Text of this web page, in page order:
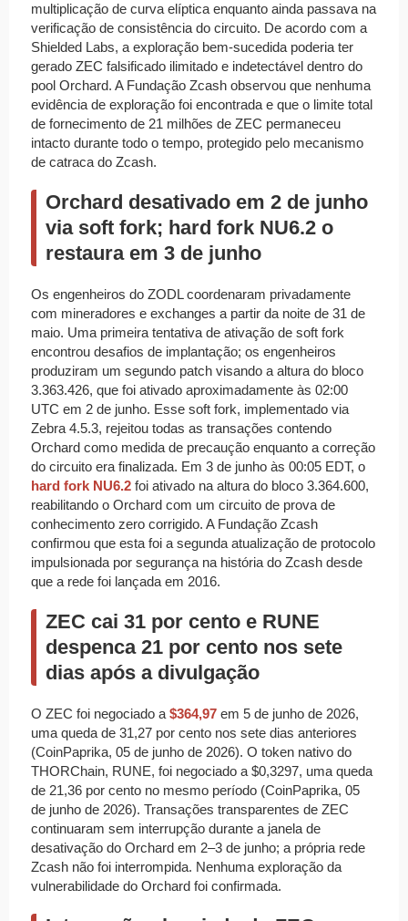
multiplicação de curva elíptica enquanto ainda passava na
verificação de consistência do circuito. De acordo com a
Shielded Labs, a exploração bem-sucedida poderia ter
gerado ZEC falsificado ilimitado e indetectável dentro do
pool Orchard. A Fundação Zcash observou que nenhuma
evidência de exploração foi encontrada e que o limite total
de fornecimento de 21 milhões de ZEC permaneceu
intacto durante todo o tempo, protegido pelo mecanismo
de catraca do Zcash.
Orchard desativado em 2 de junho
via soft fork; hard fork NU6.2 o
restaura em 3 de junho
Os engenheiros do ZODL coordenaram privadamente
com mineradores e exchanges a partir da noite de 31 de
maio. Uma primeira tentativa de ativação de soft fork
encontrou desafios de implantação; os engenheiros
produziram um segundo patch visando a altura do bloco
3.363.426, que foi ativado aproximadamente às 02:00
UTC em 2 de junho. Esse soft fork, implementado via
Zebra 4.5.3, rejeitou todas as transações contendo
Orchard como medida de precaução enquanto a correção
do circuito era finalizada. Em 3 de junho às 00:05 EDT, o
hard fork NU6.2 foi ativado na altura do bloco 3.364.600,
reabilitando o Orchard com um circuito de prova de
conhecimento zero corrigido. A Fundação Zcash
confirmou que esta foi a segunda atualização de protocolo
impulsionada por segurança na história do Zcash desde
que a rede foi lançada em 2016.
ZEC cai 31 por cento e RUNE
despenca 21 por cento nos sete
dias após a divulgação
O ZEC foi negociado a $364,97 em 5 de junho de 2026,
uma queda de 31,27 por cento nos sete dias anteriores
(CoinPaprika, 05 de junho de 2026). O token nativo do
THORChain, RUNE, foi negociado a $0,3297, uma queda
de 21,36 por cento no mesmo período (CoinPaprika, 05
de junho de 2026). Transações transparentes de ZEC
continuaram sem interrupção durante a janela de
desativação do Orchard em 2–3 de junho; a própria rede
Zcash não foi interrompida. Nenhuma exploração da
vulnerabilidade do Orchard foi confirmada.